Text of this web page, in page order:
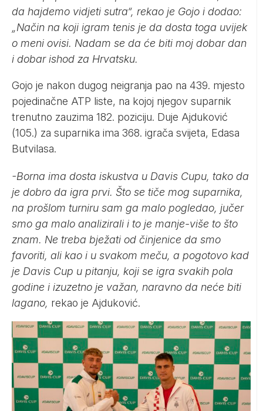
da hajdemo vidjeti sutra“, rekao je Gojo i dodao:
„Način na koji igram tenis je da dosta toga uvijek
o meni ovisi. Nadam se da će biti moj dobar dan
i dobar ishod za Hrvatsku.
Gojo je nakon dugog neigranja pao na 439. mjesto
pojedinačne ATP liste, na kojoj njegov suparnik
trenutno zauzima 182. poziciju. Duje Ajduković
(105.) za suparnika ima 368. igrača svijeta, Edasa
Butvilasa.
-Borna ima dosta iskustva u Davis Cupu, tako da
je dobro da igra prvi. Što se tiče mog suparnika,
na prošlom turniru sam ga malo pogledao, jučer
smo ga malo analizirali i to je manje-više to što
znam. Ne treba bježati od činjenice da smo
favoriti, ali kao i u svakom meču, a pogotovo kad
je Davis Cup u pitanju, koji se igra svakih pola
godine i izuzetno je važan, naravno da neće biti
lagano, rekao je Ajduković.